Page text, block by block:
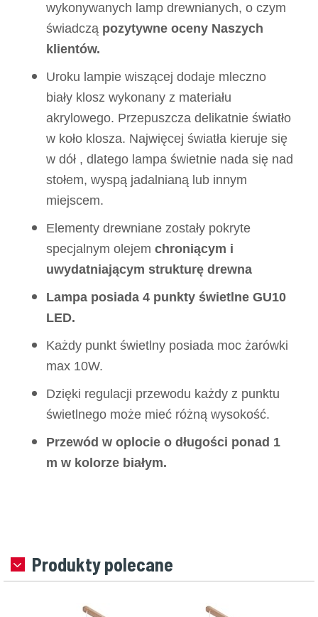
wykonywanych lamp drewnianych, o czym
świadczą pozytywne oceny Naszych
klientów.
Uroku lampie wiszącej dodaje mleczno
biały klosz wykonany z materiału
akrylowego. Przepuszcza delikatnie światło
w koło klosza. Najwięcej światła kieruje się
w dół , dlatego lampa świetnie nada się nad
stołem, wyspą jadalnianą lub innym
miejscem.
Elementy drewniane zostały pokryte
specjalnym olejem chroniącym i
uwydatniającym strukturę drewna
Lampa posiada 4 punkty świetlne GU10
LED.
Każdy punkt świetlny posiada moc żarówki
max 10W.
Dzięki regulacji przewodu każdy z punktu
świetlnego może mieć różną wysokość.
Przewód w oplocie o długości ponad 1
m w kolorze białym.
Produkty polecane